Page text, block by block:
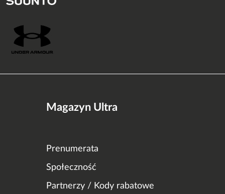
Magazyn Ultra
Prenumerata
Społeczność
Partnerzy / Kody rabatowe